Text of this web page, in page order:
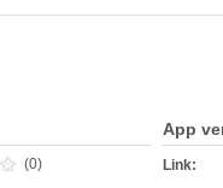
(0)
App
Link: